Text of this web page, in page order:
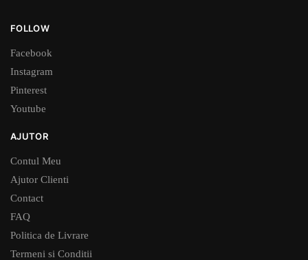
FOLLOW
Facebook
Instagram
Pinterest
Youtube
AJUTOR
Contul Meu
Ajutor Clienti
Contact
FAQ
Politica de Livrare
Termeni si Conditii